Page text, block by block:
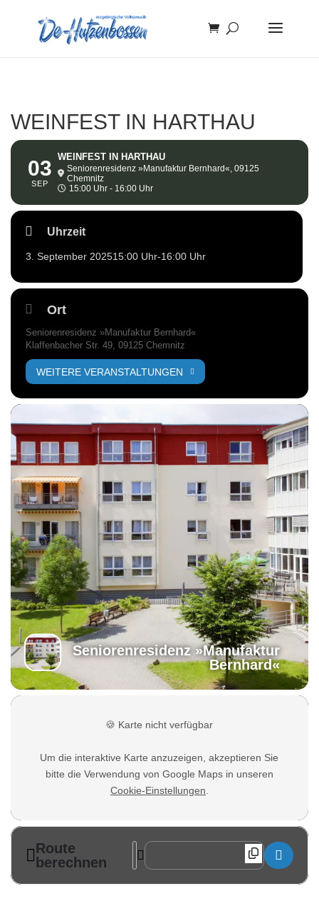
WEINFEST IN HARTHAU
03
SEP
WEINFEST IN HARTHAU
Seniorenresidenz »Manufaktur Bernhard«, 09125
Chemnitz
15:00 Uhr - 16:00 Uhr
Uhrzeit
3. September 202515:00 Uhr-16:00 Uhr
Ort
Seniorenresidenz »Manufaktur Bernhard«
Klaffenbacher Str. 49, 09125 Chemnitz
WEITERE VERANSTALTUNGEN
Seniorenresidenz »Manufaktur
Bernhard«
🍪 Karte nicht verfügbar
Um die interaktive Karte anzuzeigen, akzeptieren Sie
bitte die Verwendung von Google Maps in unseren
Cookie-Einstellungen
Route
berechnen
Address - Weinfest in Harthau
Destination Address - Weinfest in